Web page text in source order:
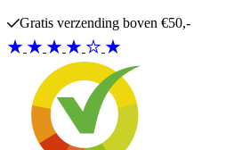
Gratis verzending boven €50,-